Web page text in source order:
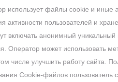
использует файлы cookie и иные
активности пользователей и
включать анонимный
Оператор может использовать
числе улучшить работу сайта.
Сookie-файлов пользователь